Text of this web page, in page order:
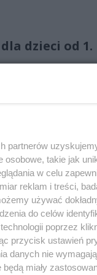
dzieci od 1.
radosne, a
Meneny Cottin i
magiczna
piękna
w świat zmysłów.
partnerów
takie jak
w celu
reklam i treści,
używać
do celów
poprzez
przycisk ustawień
danych nie
miały